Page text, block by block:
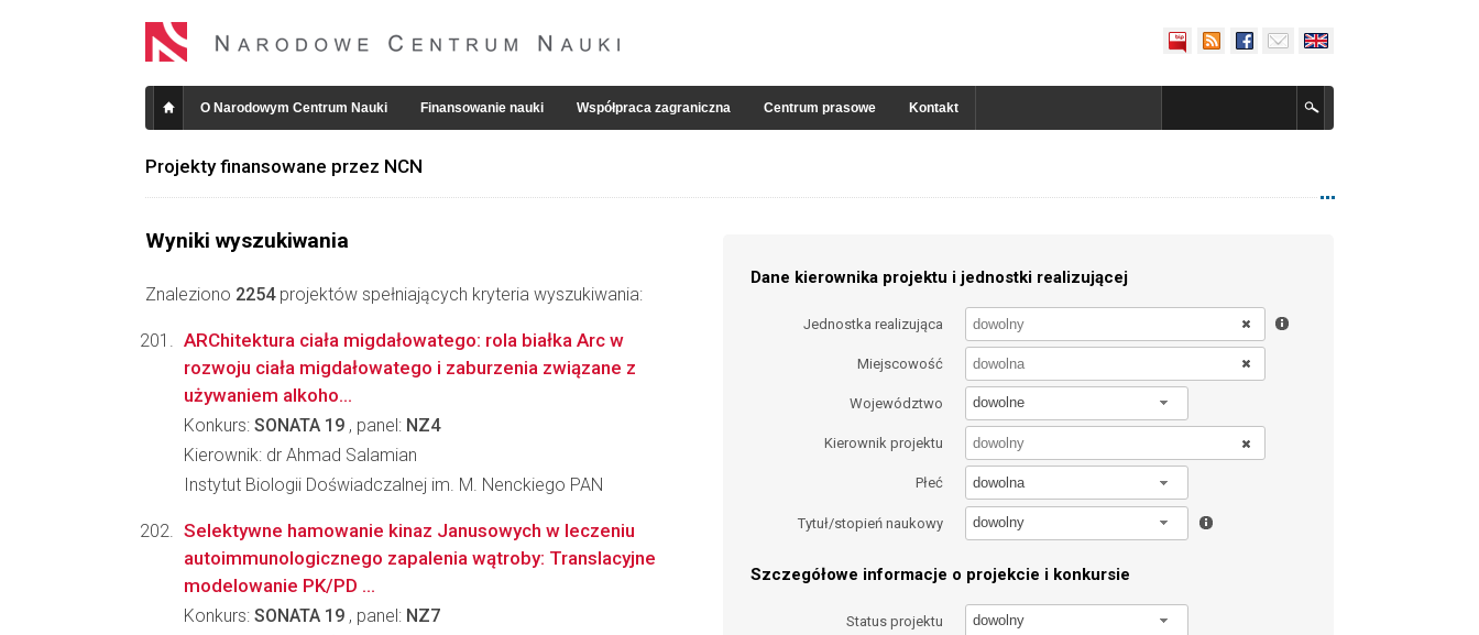
O Narodowym Centrum Nauki Finansowanie nauki Współpraca zagraniczna Centrum prasowe Kontakt
Projekty finansowane przez NCN
Wyniki wyszukiwania
Znaleziono 2254projektów spełniających kryteria wyszukiwania:
Dane kierownika projektu i jednostki realizującej
Jednostka realizująca
Miejscowość
Województwo dowolne
Kierownik projektu
Płeć dowolna
Tytuł/stopień naukowy dowolny
Szczegółowe informacje o projekcie i konkursie
Status projektu dowolny
ARChitektura ciała migdałowatego: rola białka Arc w
rozwoju ciała migdałowatego i zaburzenia związane z
używaniem alkoho...
Konkurs: SONATA 19 , panel: NZ4
Kierownik: dr Ahmad Salamian
Instytut Biologii Doświadczalnej im. M. Nenckiego PAN
Selektywne hamowanie kinaz Janusowych w leczeniu
autoimmunologicznego zapalenia wątroby: Translacyjne
modelowanie PK/PD ...
Konkurs: SONATA 19 , panel: NZ7